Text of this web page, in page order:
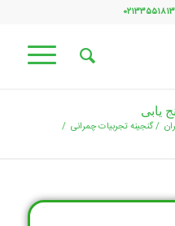
یابی
/گنجینه تجربیات چمرانی /